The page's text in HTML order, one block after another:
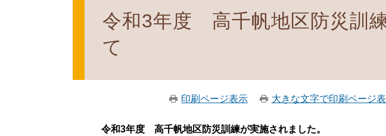
令和3年度 高千帆地区防災訓
て
印刷ページ表示 大きな文字で印刷ページ
令和3年度 高千帆地区防災訓練が実施されました。